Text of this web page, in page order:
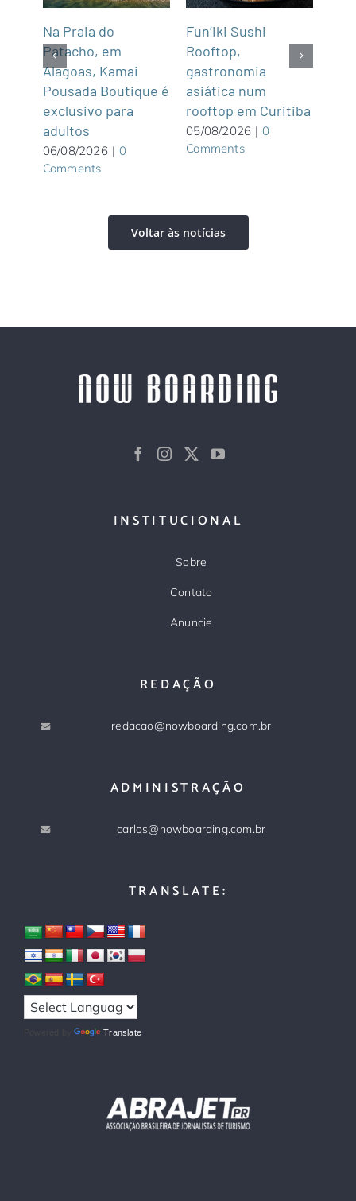
Na Praia do
Patacho, em
Alagoas, Kamai
Pousada Boutique é
exclusivo para
adultos
06/08/2026 | 0
Comments
Fun’iki Sushi
Rooftop,
gastronomia
asiática num
rooftop em Curitiba
05/08/2026 | 0
Comments
Voltar às notícias
INSTITUCIONAL
Sobre
Contato
Anuncie
REDAÇÃO
redacao@nowboarding.com.br
ADMINISTRAÇÃO
carlos@nowboarding.com.br
TRANSLATE:
Powered by Translate